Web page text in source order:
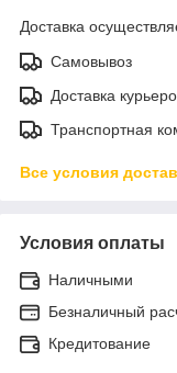
Доставка
Самовывоз
Доставка
Транспортная
Все условия
Условия оплаты
Наличными
Безналичный
Кредитование